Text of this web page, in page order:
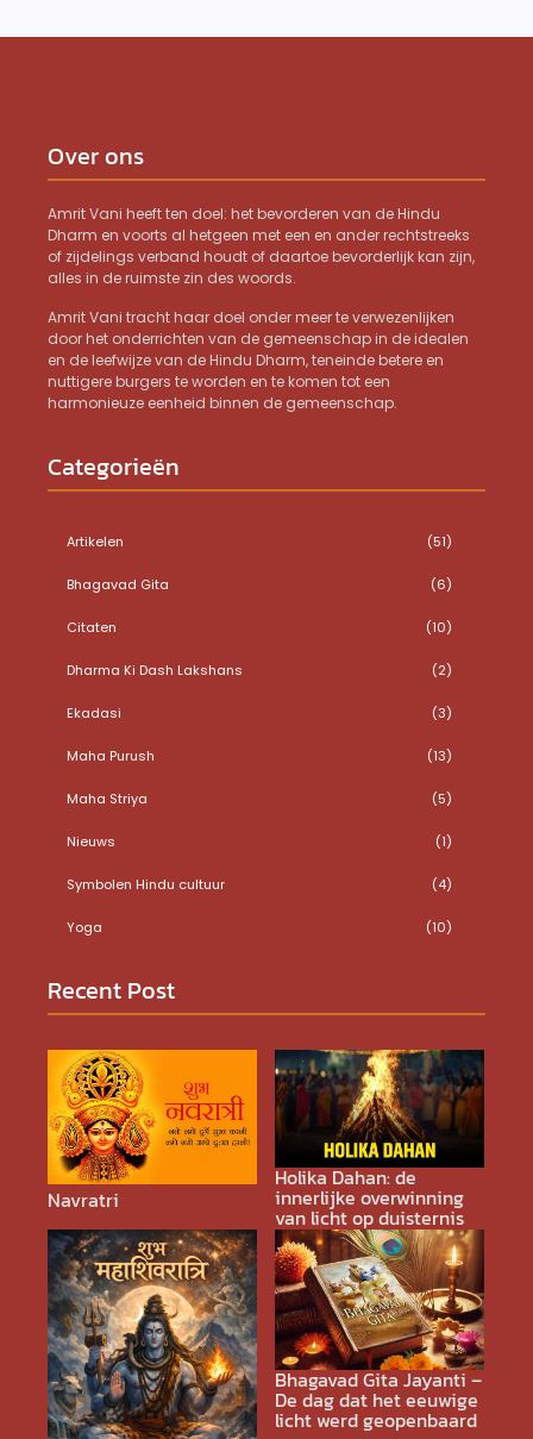
Over ons
Amrit Vani heeft ten doel: het bevorderen van de Hindu
Dharm en voorts al hetgeen met een en ander rechtstreeks
of zijdelings verband houdt of daartoe bevorderlijk kan zijn,
alles in de ruimste zin des woords.
Amrit Vani tracht haar doel onder meer te verwezenlijken
door het onderrichten van de gemeenschap in de idealen
en de leefwijze van de Hindu Dharm, teneinde betere en
nuttigere burgers te worden en te komen tot een
harmonieuze eenheid binnen de gemeenschap.
Categorieën
Artikelen (51)
Bhagavad Gita (6)
Citaten (10)
Dharma Ki Dash Lakshans (2)
Ekadasi (3)
Maha Purush (13)
Maha Striya (5)
Nieuws (1)
Symbolen Hindu cultuur (4)
Yoga (10)
Recent Post
Navratri
Holika Dahan: de
innerlijke overwinning
van licht op duisternis
Bhagavad Gita Jayanti –
De dag dat het eeuwige
licht werd geopenbaard